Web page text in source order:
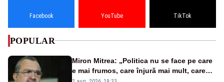
Facebook YouTube TikTok
POPULAR
Miron Mitrea: „Politica nu se face pe care
e mai frumos, care înjură mai mult, care
țipă mai tare, ci pe proiecte”